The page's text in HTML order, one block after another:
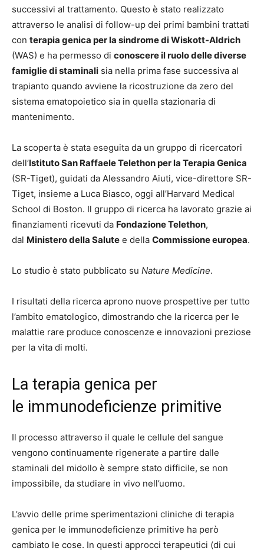
successivi al trattamento. Questo è stato realizzato
attraverso le analisi di follow-up dei primi bambini trattati
con terapia genica per la sindrome di Wiskott-Aldrich
(WAS) e ha permesso di conoscere il ruolo delle diverse
famiglie di staminali sia nella prima fase successiva al
trapianto quando avviene la ricostruzione da zero del
sistema ematopoietico sia in quella stazionaria di
mantenimento.
La scoperta è stata eseguita da un gruppo di ricercatori
dell’Istituto San Raffaele Telethon per la Terapia Genica
(SR-Tiget), guidati da Alessandro Aiuti, vice-direttore SR-
Tiget, insieme a Luca Biasco, oggi all’Harvard Medical
School di Boston. Il gruppo di ricerca ha lavorato grazie ai
finanziamenti ricevuti da Fondazione Telethon,
dal Ministero della Salute e della Commissione europea.
Lo studio è stato pubblicato su Nature Medicine.
I risultati della ricerca aprono nuove prospettive per tutto
l’ambito ematologico, dimostrando che la ricerca per le
malattie rare produce conoscenze e innovazioni preziose
per la vita di molti.
La terapia genica per
le immunodeficienze primitive
Il processo attraverso il quale le cellule del sangue
vengono continuamente rigenerate a partire dalle
staminali del midollo è sempre stato difficile, se non
impossibile, da studiare in vivo nell’uomo.
L’avvio delle prime sperimentazioni cliniche di terapia
genica per le immunodeficienze primitive ha però
cambiato le cose. In questi approcci terapeutici (di cui